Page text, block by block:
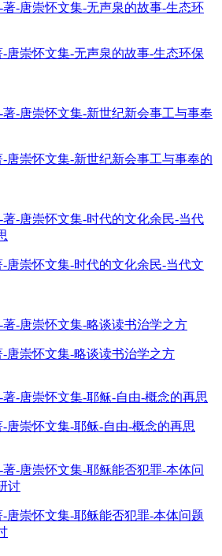
唐崇怀文集-无声泉的故事-生态环保
唐崇怀文集-新世纪新会事工与事奉的
唐崇怀文集-时代的文化余民-当代文
唐崇怀文集-略谈读书治学之方
唐崇怀文集-耶稣-自由-概念的再思
唐崇怀文集-耶稣能否犯罪-本体问题